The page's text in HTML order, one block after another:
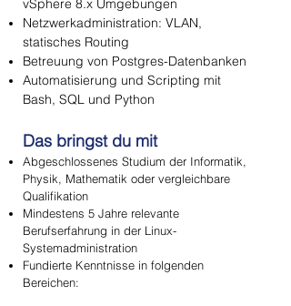
vSphere 8.x Umgebungen
Netzwerkadministration: VLAN,
statisches Routing
Betreuung von Postgres-Datenbanken
Automatisierung und Scripting mit
Bash, SQL und Python
Das bringst du mit
Abgeschlossenes Studium der Informatik,
Physik, Mathematik oder vergleichbare
Qualifikation
Mindestens 5 Jahre relevante
Berufserfahrung in der Linux-
Systemadministration
Fundierte Kenntnisse in folgenden
Bereichen: